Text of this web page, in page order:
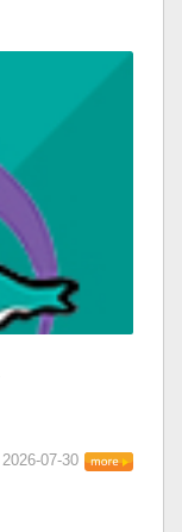
2026-07-30